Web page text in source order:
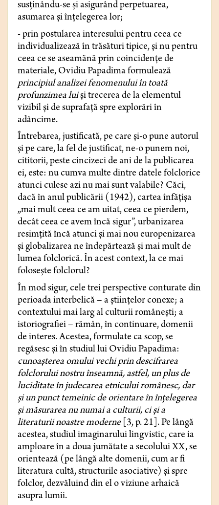
susținându-se și asigurând perpetuarea,
asumarea și înțelegerea lor;
- prin postularea interesului pentru ceea ce
individualizează în trăsături tipice, și nu pentru
ceea ce se aseamănă prin coincidențe de
materiale, Ovidiu Papadima formulează
principiul analizei fenomenului în toată
profunzimea luiși trecerea de la elementul
vizibil și de suprafață spre explorări în
adâncime.
Întrebarea, justificată, pe care și-o pune autorul
și pe care, la fel de justificat, ne-o punem noi,
cititorii, peste cincizeci de ani de la publicarea
ei, este: nu cumva multe dintre datele folclorice
atunci culese azi nu mai sunt valabile? Căci,
dacă în anul publicării (1942), cartea înfățișa
„mai mult ceea ce am uitat, ceea ce pierdem,
decât ceea ce avem încă sigur”, urbanizarea
resimțită încă atunci și mai nou europenizarea
și globalizarea ne îndepărtează și mai mult de
lumea folclorică. În acest context, la ce mai
folosește folclorul?
În mod sigur, cele trei perspective conturate din
perioada interbelică – a științelor conexe; a
contextului mai larg al culturii româneşti; a
istoriografiei – rămân, în continuare, domenii
de interes. Acestea, formulate ca scop, se
regăsesc și în studiul lui Ovidiu Papadima:
cunoașterea omului vechi prin descifrarea
folclorului nostru înseamnă, astfel, un plus de
luciditate în judecarea etnicului românesc, dar
și un punct temeinic de orientare în înțelegerea
și măsurarea nu numai a culturii, ci și a
literaturii noastre moderne[3, p. 21]. Pe lângă
acestea, studiul imaginarului lingvistic, care ia
amploare în a doua jumătate a secolului XX, se
orientează (pe lângă alte domenii, cum ar fi
literatura cultă, structurile asociative) și spre
folclor, dezvăluind din el o viziune arhaică
asupra lumii.